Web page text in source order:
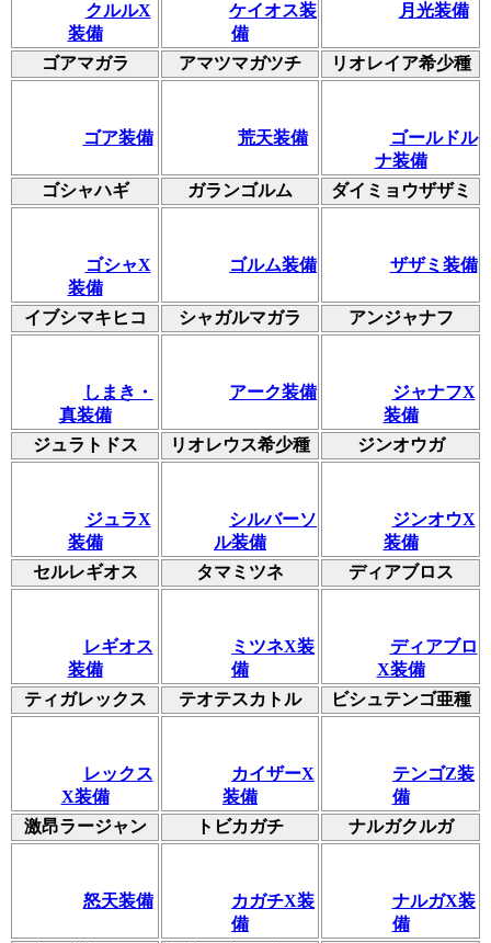
クルルX
装備
ケイオス装
備
月光装備
ゴアマガラ アマツマガツチ リオレイア希少種
ゴア装備 荒天装備
ゴールドル
ナ装備
ゴシャハギ
ガランゴルム ダイミョウザザミ
ゴシャX
装備
ゴルム装備 ザザミ装備
イブシマキヒコ シャガルマガラ アンジャナフ
しまき・
真装備
アーク装備
ジャナフX
装備
ジュラトドス
リオレウス希少種 ジンオウガ
ジュラX
装備
シルバーソ
ル装備
ジンオウX
装備
セルレギオス
タマミツネ ディアブロス
レギオス
装備
ミツネX装
備
ディアブロ
X装備
ティガレックス
テオテスカトル ビシュテンゴ亜種
レックス
X装備
カイザーX
装備
テンゴZ装
備
激昂ラージャン
トビカガチ ナルガクルガ
怒天装備
カガチX装
備
ナルガX装
備